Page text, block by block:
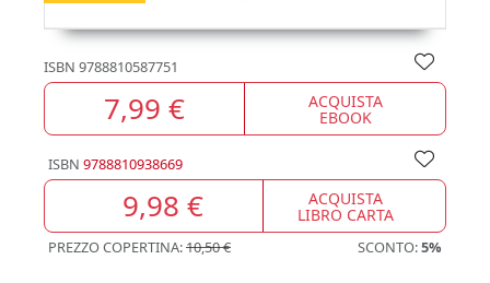
ISBN 9788810587751
7,99 € ACQUISTA
EBOOK
ISBN 9788810938669
9,98 € ACQUISTA
LIBRO CARTA
PREZZO COPERTINA:10,50 € SCONTO:5%